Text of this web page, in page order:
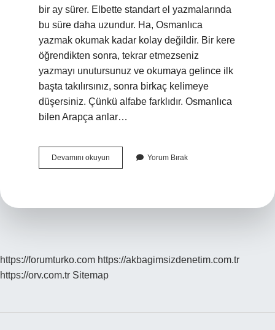
bir ay sürer. Elbette standart el yazmalarında
bu süre daha uzundur. Ha, Osmanlıca
yazmak okumak kadar kolay değildir. Bir kere
öğrendikten sonra, tekrar etmezseniz
yazmayı unutursunuz ve okumaya gelince ilk
başta takılırsınız, sonra birkaç kelimeye
düşersiniz. Çünkü alfabe farklıdır. Osmanlıca
bilen Arapça anlar…
Devamını okuyun Osmanlıca
Mı
Yorum Bırak
https://forumturko.com https://akbagimsizdenetim.com.tr
https://orv.com.tr Sitemap